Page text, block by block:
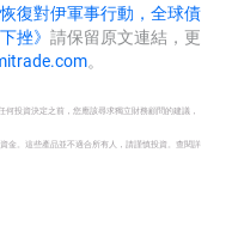
復對伊軍事行動，全球債
挫》 請保留原文連結，更
。
投資決定之前，您應該尋求獨立財務顧問的建議，
金。這些產品並不適合所有人，請謹慎投資。 查閱詳